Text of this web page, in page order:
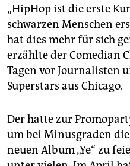
fragen & hilfe
unterstützen
abo
genossenschaft
„HipHop ist die erste
schwarzen Menschen
hat dies mehr für sich
erzählte der Comedian
Tagen vor Journalisten
Superstars aus Chicago.
Der hatte zur
um bei Minusgraden
neuen Album „Ye“ zu